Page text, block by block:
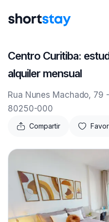
Centro Curitiba:
alquiler mensual
Rua Nunes Machado, 79
80250-000
Compartir